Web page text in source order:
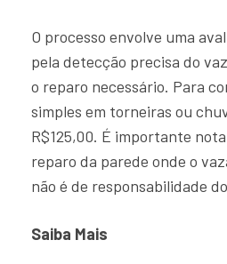
O processo envolve uma
pela detecção precisa do
o reparo necessário. Para
simples em torneiras ou
R$125,00. É importante
reparo da parede onde o
não é de responsabilidade
Saiba Mais